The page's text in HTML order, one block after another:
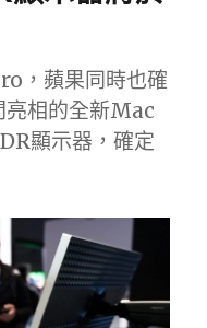
，蘋果同時也確
相的全新Mac
顯示器，確定